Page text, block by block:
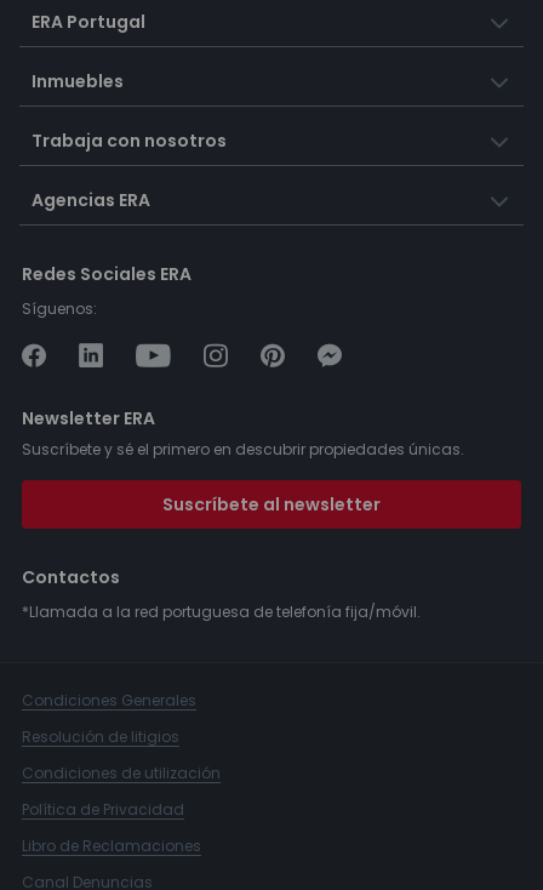
ERA Portugal
Inmuebles
Trabaja con nosotros
Agencias ERA
Redes Sociales ERA
Síguenos:
Newsletter ERA
Suscríbete y sé el primero en descubrir propiedades únicas.
Suscríbete al newsletter
Contactos
*Llamada a la red portuguesa de telefonía fija/móvil.
Condiciones Generales
Resolución de litigios
Condiciones de utilización
Política de Privacidad
Libro de Reclamaciones
Canal Denuncias